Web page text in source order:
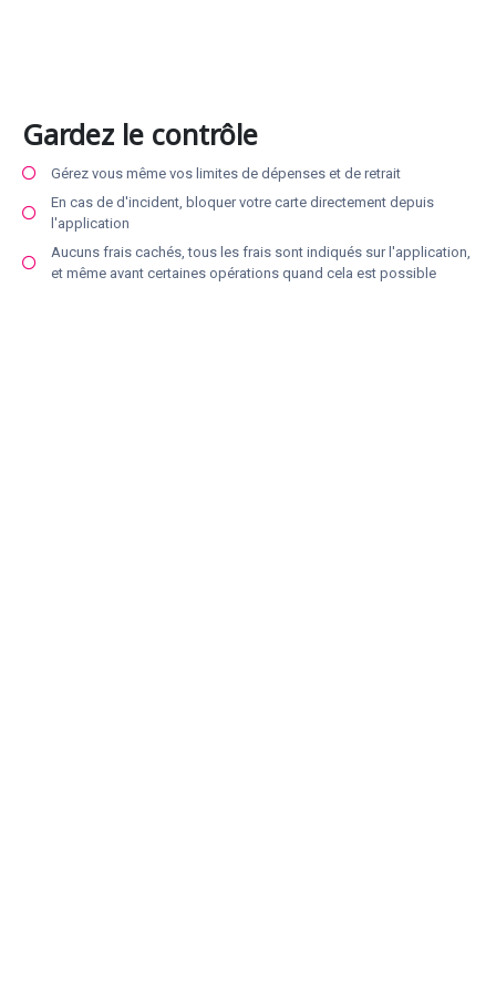
Gardez le contrôle
Gérez vous même vos limites de dépenses et de retrait
En cas de d'incident, bloquer votre carte directement depuis
l'application
Aucuns frais cachés, tous les frais sont indiqués sur l'application,
et même avant certaines opérations quand cela est possible